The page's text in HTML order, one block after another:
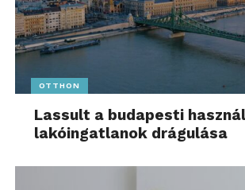
OTTHON
Lassult a budapesti
lakóingatlanok drágulása